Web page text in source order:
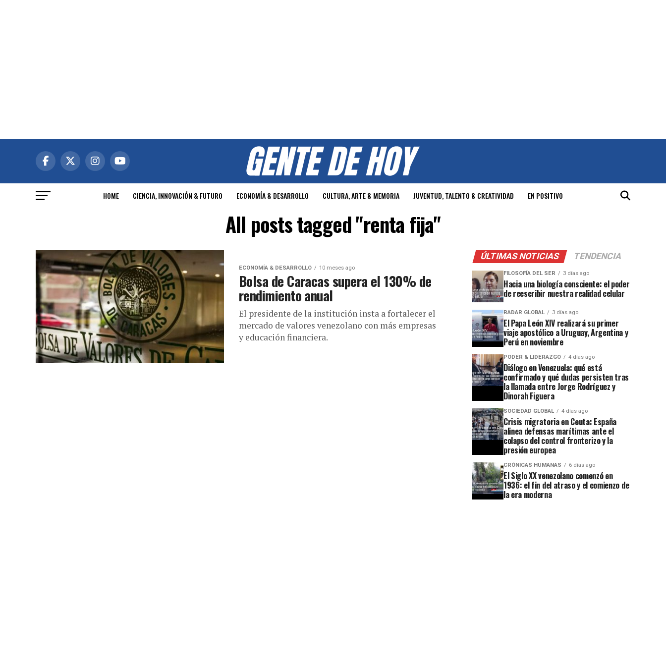
HOME CIENCIA, INNOVACIÓN & FUTURO ECONOMÍA & DESARROLLO CULTURA, ARTE & MEMORIA JUVENTUD, TALENTO & CREATIVIDAD EN POSITIVO
All posts tagged "renta fija"
ECONOMÍA & DESARROLLO 10 meses ago
Bolsa de Caracas supera el 130% de
rendimiento anual
El presidente de la institución insta a fortalecer el
mercado de valores venezolano con más empresas
y educación financiera.
ÚLTIMAS NOTICIAS TENDENCIA
FILOSOFÍA DEL SER 3 días ago
Hacia una biología consciente: el poder
de reescribir nuestra realidad celular
RADAR GLOBAL 3 días ago
El Papa León XIV realizará su primer
viaje apostólico a Uruguay, Argentina y
Perú en noviembre
PODER & LIDERAZGO 4 días ago
Diálogo en Venezuela: qué está
confirmado y qué dudas persisten tras
la llamada entre Jorge Rodríguez y
Dinorah Figuera
SOCIEDAD GLOBAL 4 días ago
Crisis migratoria en Ceuta: España
alinea defensas marítimas ante el
colapso del control fronterizo y la
presión europea
CRÓNICAS HUMANAS 6 días ago
El Siglo XX venezolano comenzó en
1936: el fin del atraso y el comienzo de
la era moderna